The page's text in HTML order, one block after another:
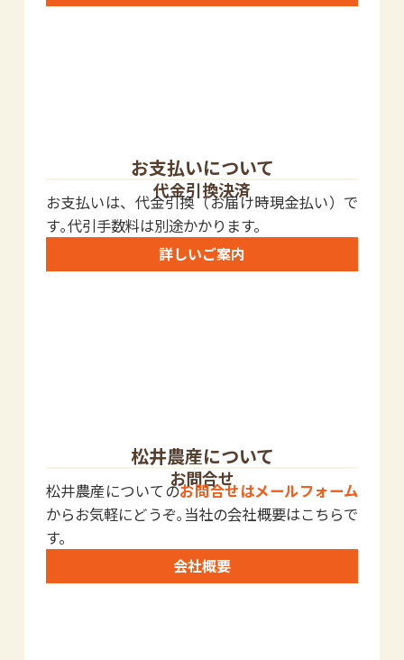
お支払いについて
代金引換決済
お支払いは、代金引換（お届け時現金払い）で
す｡代引手数料は別途かかります。
詳しいご案内
松井農産について
お問合せ
松井農産についてのお問合せはメールフォーム
からお気軽にどうぞ｡当社の会社概要はこちらで
す。
会社概要